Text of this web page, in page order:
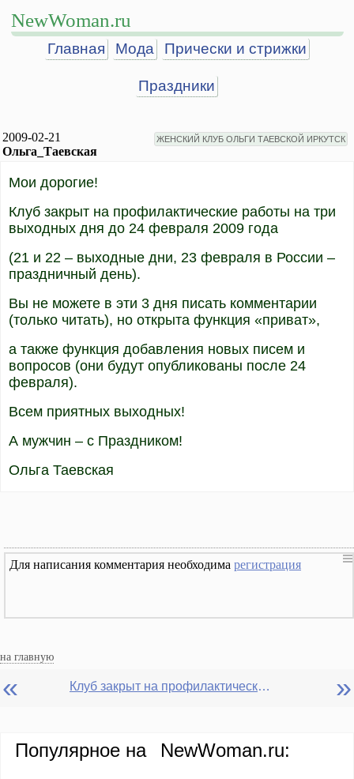
NewWoman.ru
Главная Мода Прически и стрижки
Праздники
2009-02-21
Ольга_Таевская
ЖЕНСКИЙ КЛУБ ОЛЬГИ ТАЕВСКОЙ ИРКУТСК
Мои дорогие!
Клуб закрыт на профилактические работы на три
выходных дня до 24 февраля 2009 года
(21 и 22 – выходные дни, 23 февраля в России –
праздничный день).
Вы не можете в эти 3 дня писать комментарии
(только читать), но открыта функция «приват»,
а также функция добавления новых писем и
вопросов (они будут опубликованы после 24
февраля).
Всем приятных выходных!
А мужчин – с Праздником!
Ольга Таевская
Для написания комментария необходима регистрация
на главную
« Клуб закрыт на профилактические работы на три выходных дня до 24 февраля 2009 года. Вы не можете в эти 3 дня писать комментарии (только читать), но открыта функция «приват», а также функция добавления новых писем и вопросов. »
Популярное на NewWoman.ru: